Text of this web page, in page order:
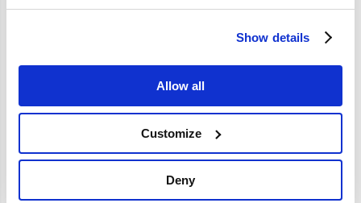
Show details
Allow all
Customize
Deny
OE referentie 9180615